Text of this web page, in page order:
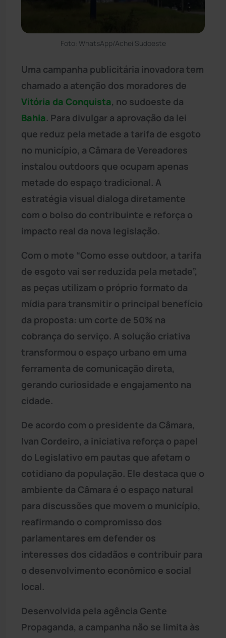
Foto: WhatsApp/Achei Sudoeste
Uma campanha publicitária inovadora tem
chamado a atenção dos moradores de
Vitória da Conquista, no sudoeste da
Bahia. Para divulgar a aprovação da lei
que reduz pela metade a tarifa de esgoto
no município, a Câmara de Vereadores
instalou outdoors que ocupam apenas
metade do espaço tradicional. A
estratégia visual dialoga diretamente
com o bolso do contribuinte e reforça o
impacto real da nova legislação.
Com o mote “Como esse outdoor, a tarifa
de esgoto vai ser reduzida pela metade”,
as peças utilizam o próprio formato da
mídia para transmitir o principal benefício
da proposta: um corte de 50% na
cobrança do serviço. A solução criativa
transformou o espaço urbano em uma
ferramenta de comunicação direta,
gerando curiosidade e engajamento na
cidade.
De acordo com o presidente da Câmara,
Ivan Cordeiro, a iniciativa reforça o papel
do Legislativo em pautas que afetam o
cotidiano da população. Ele destaca que o
ambiente da Câmara é o espaço natural
para discussões que movem o município,
reafirmando o compromisso dos
parlamentares em defender os
interesses dos cidadãos e contribuir para
o desenvolvimento econômico e social
local.
Desenvolvida pela agência Gente
Propaganda, a campanha não se limita às